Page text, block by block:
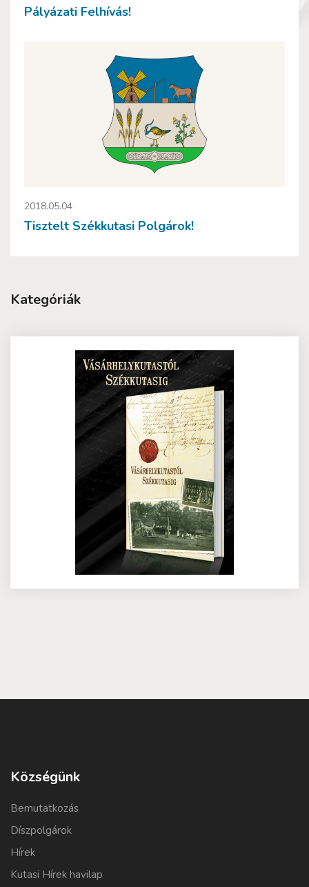
Pályázati Felhívás!
2018.05.04
Tisztelt Székkutasi Polgárok!
Kategóriák
Községünk
Bemutatkozás
Díszpolgárok
Hírek
Kutasi Hírek havilap